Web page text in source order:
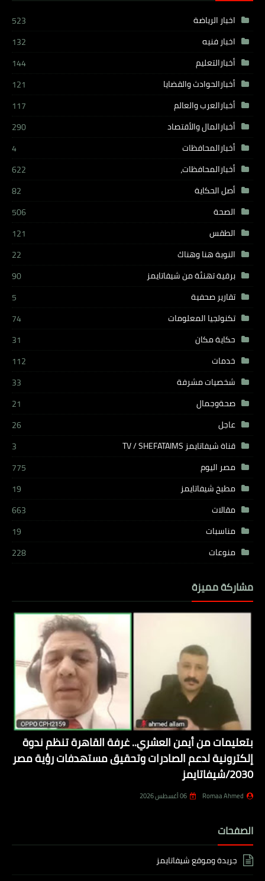
اخبار الرياضة
523
اخبار فنيه
132
أخبارالتعليم
144
أخبارالحوادث والقضايا
121
أخبارالعرب والعالم
117
أخبارالمال والأقتصاد
290
أخبارالمحافظات
4
أخبارالمحافظات،
622
أصل الحكاية
82
الصحة
506
الطقس
121
النوبة هنا وهناك
22
برقية تهنئة من شيفاتايمز
90
تقارير صحفية
5
تكنولجيا المعلومات
74
حكاية مكان
31
خدمات
112
شخصيات مشرفة
33
صحةوجمال
21
عاجل
26
قناة شيفاتايمز TV / SHEFATAIMS
3
مصر اليوم
775
مطبخ شيفاتايمز
19
مقالات
663
مناسبات
19
منوعات
228
مشاركة مميزة
بتعليمات من أيمن العشري.. غرفة القاهرة تنظم ندوة
إلكترونية لدعم الصادرات وتحقيق مستهدفات رؤية مصر
2030/شيفاتايمز
Romaa Ahmed 06 أغسطس 2026
الصفحات
جريدة وموقع شيفاتايمز